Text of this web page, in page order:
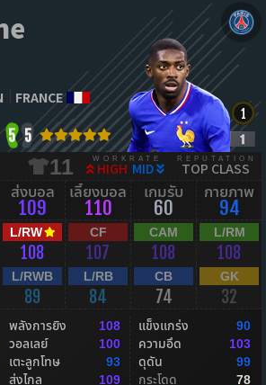
FRANCE
5 5
11 WORKRATE
HIGH MID
REPUTATION
TOP CLASS
ส่งบอล
109
เลี้ยงบอล
110
เกมรับ
60
กายภาพ
94
L/RW
108
CF
107
CAM
108
L/RM
108
L/RWB
89
L/RB
84
CB
74
GK
32
พลังการยิง 108
วอลเลย์ 100
เตะลูกโทษ 93
ส่งไกล 109
แข็งแกร่ง 90
ความอึด 103
ดุดัน 99
กระโดด 78